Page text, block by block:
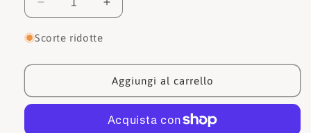
Diminuisci
quantità
per
Borsa
E1P7P580101
Aumenta
quantità
Borsa
E1P7P580101
Scorte ridotte
Aggiungi al carrello